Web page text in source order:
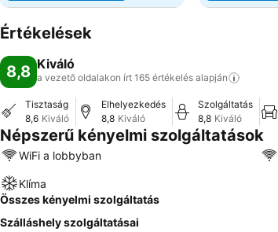
Értékelések
8,8 Kiváló
a vezető oldalakon írt 165 értékelés alapján
Tisztaság
8,6 Kiváló
Elhelyezkedés
8,8 Kiváló
Szolgáltatás
8,8 Kiváló
Népszerű kényelmi szolgáltatások
WiFi a lobbyban
Klíma
Összes kényelmi szolgáltatás
Szálláshely szolgáltatásai